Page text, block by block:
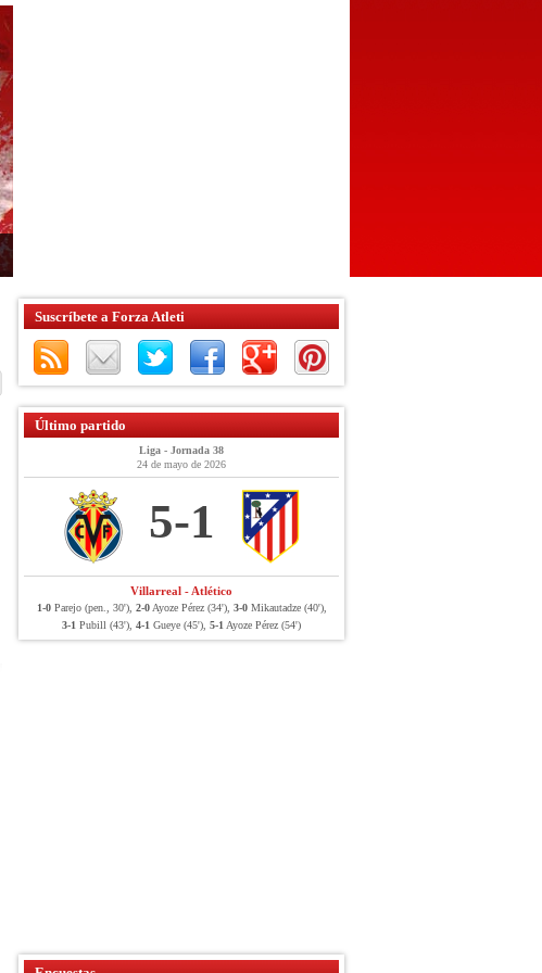
Suscríbete a Forza Atleti
Último partido
Liga - Jornada 38
24 de mayo de 2026
5-1
Villarreal - Atlético
1-0Parejo (pen., 30'), 2-0Ayoze Pérez (34'), 3-0Mikautadze (40'),
3-1 Pubill (43'), 4-1 Gueye (45'), 5-1 Ayoze Pérez (54')